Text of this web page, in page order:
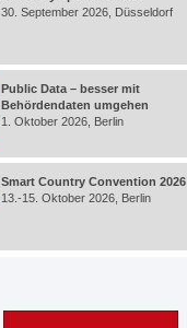
30. September 2026, Düsseldorf
Public Data – besser mit
Behördendaten umgehen
1. Oktober 2026, Berlin
Smart Country Convention 2026
13.-15. Oktober 2026, Berlin